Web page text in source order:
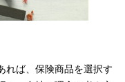
れば、保険商品を選択す